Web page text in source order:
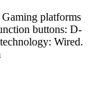
platforms
buttons: D-
Wired.